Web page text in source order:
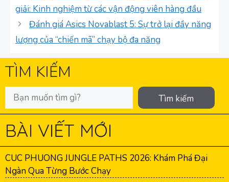
giải: Kinh nghiệm từ các vận động viên hàng đầu
Đánh giá Asics Novablast 5: Sự trở lại đầy năng
lượng của “chiến mã” chạy bộ đa năng
TÌM KIẾM
Tìm kiếm
BÀI VIẾT MỚI
CUC PHUONG JUNGLE PATHS 2026: Khám Phá Đại
Ngàn Qua Từng Bước Chạy